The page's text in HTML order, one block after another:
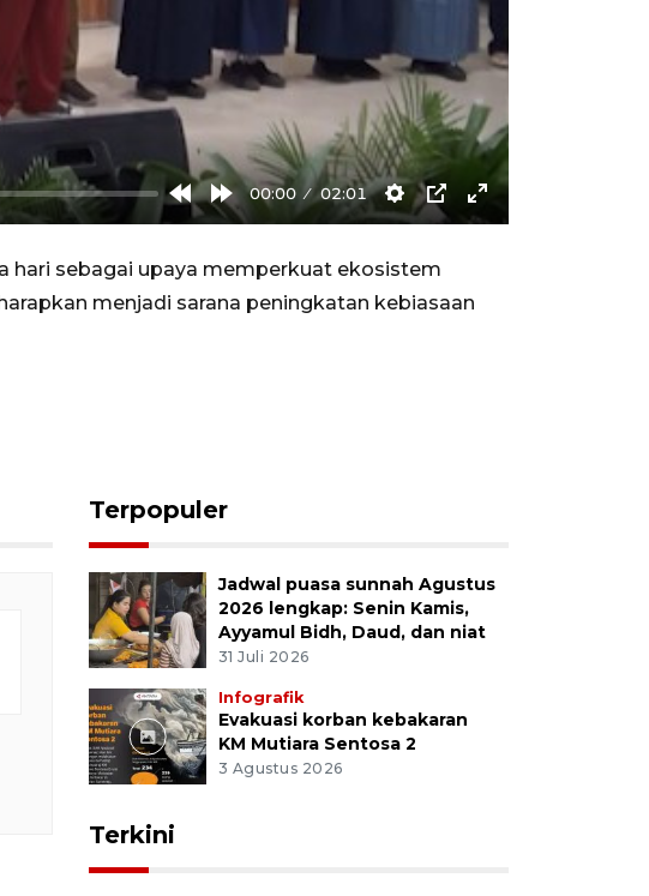
RewindForward
00:00 02:01
Settings
PIP Enter
hari sebagai upaya memperkuat ekosistem
menjadi sarana peningkatan kebiasaan
Terpopuler
Jadwal puasa sunnah Agustus
2026 lengkap: Senin Kamis,
Ayyamul Bidh, Daud, dan niat
31 Juli 2026
Infografik
Evakuasi korban kebakaran
KM Mutiara Sentosa 2
3 Agustus 2026
Terkini